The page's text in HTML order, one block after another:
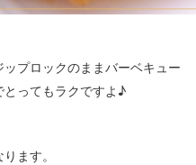
プロックのままバーベキュー
ってもラクですよ♪
ます。